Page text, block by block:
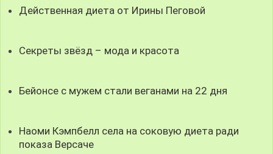
Действенная диета от Ирины Пеговой
Секреты звёзд – мода и красота
Бейонсе с мужем стали веганами на 22 дня
Наоми Кэмпбелл села на соковую диета ради
показа Версаче